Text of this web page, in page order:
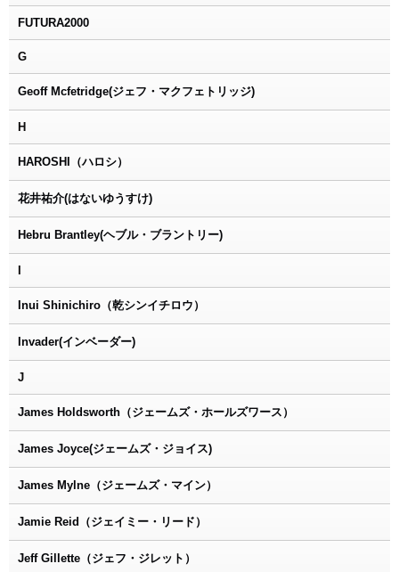
FUTURA2000
G
Geoff Mcfetridge(ジェフ・マクフェトリッジ)
H
HAROSHI（ハロシ）
花井祐介(はないゆうすけ)
Hebru Brantley(ヘブル・ブラントリー)
Inui Shinichiro（乾シンイチロウ）
Invader(インベーダー)
J
James Holdsworth（ジェームズ・ホールズワース）
James Joyce(ジェームズ・ジョイス)
James Mylne（ジェームズ・マイン）
Jamie Reid（ジェイミー・リード）
Jeff Gillette（ジェフ・ジレット）